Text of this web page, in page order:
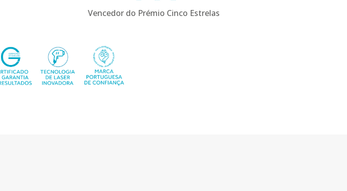
Vencedor do Prémio Cinco Estrelas